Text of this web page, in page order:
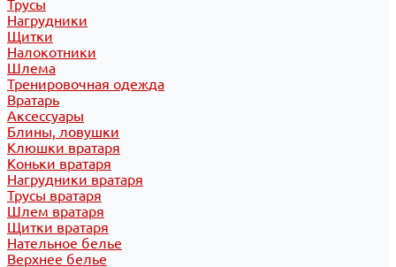
Трусы
Нагрудники
Щитки
Налокотники
Шлема
Тренировочная одежда
Вратарь
Аксессуары
Блины, ловушки
Клюшки вратаря
Коньки вратаря
Нагрудники вратаря
Трусы вратаря
Шлем вратаря
Щитки вратаря
Нательное белье
Верхнее белье